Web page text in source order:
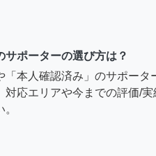
サポーターの選び方は？
「本人確認済み」のサポータ
対応エリアや今までの評価/